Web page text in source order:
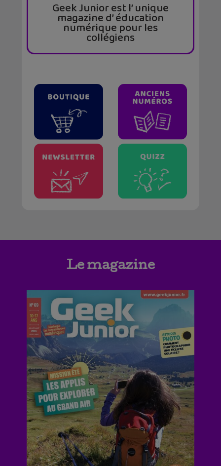
Geek Junior est l’ unique
magazine d’ éducation
numérique pour les
collégiens
Le magazine